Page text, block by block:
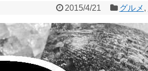
2015/4/21 グルメ ,